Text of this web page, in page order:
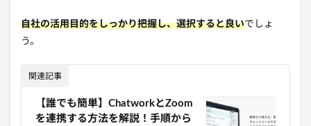
自社の活用目的をしっかり把握し、選択すると良いでしょ
う。
関連記事
【誰でも簡単】ChatworkとZoom
を連携する方法を解説！手順から